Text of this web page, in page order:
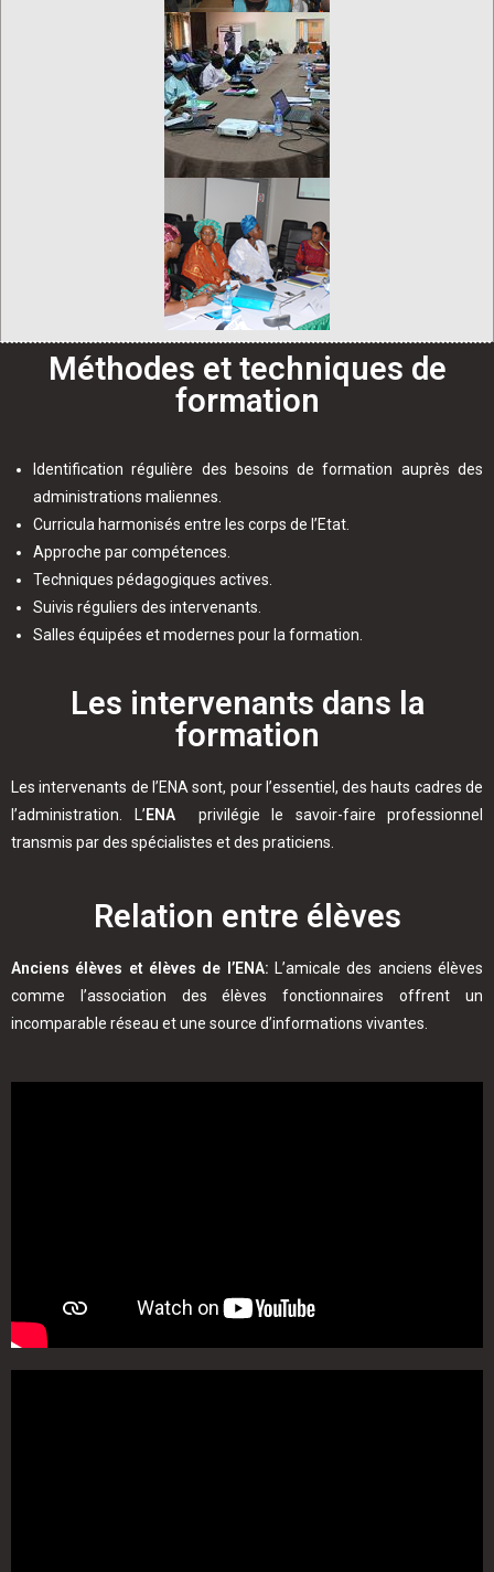
Méthodes et techniques de
formation
Identification régulière des besoins de formation auprès des
administrations maliennes.
Curricula harmonisés entre les corps de l’Etat.
Approche par compétences.
Techniques pédagogiques actives.
Suivis réguliers des intervenants.
Salles équipées et modernes pour la formation.
Les intervenants dans la
formation
Les intervenants de l’ENA sont, pour l’essentiel, des hauts cadres de
l’administration. L’ENA privilégie le savoir-faire professionnel
transmis par des spécialistes et des praticiens.
Relation entre élèves
Anciens élèves et élèves de l’ENA: L’amicale des anciens élèves
comme l’association des élèves fonctionnaires offrent un
incomparable réseau et une source d’informations vivantes.